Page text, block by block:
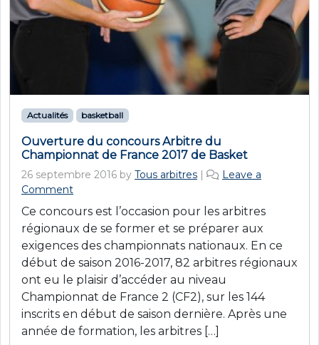
Actualités basketball
Ouverture du concours Arbitre du
Championnat de France 2017 de Basket
26 septembre 2016 by Tous arbitres |
Leave a
Comment
Ce concours est l’occasion pour les arbitres
régionaux de se former et se préparer aux
exigences des championnats nationaux. En ce
début de saison 2016-2017, 82 arbitres régionaux
ont eu le plaisir d’accéder au niveau
Championnat de France 2 (CF2), sur les 144
inscrits en début de saison dernière. Après une
année de formation, les arbitres […]